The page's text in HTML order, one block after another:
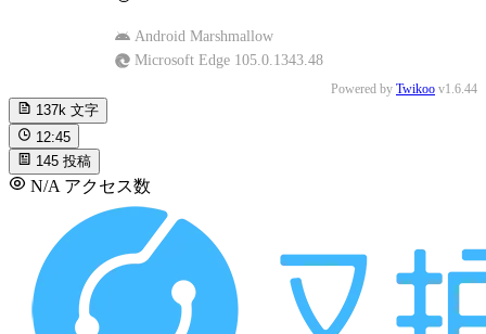
Android Marshmallow
Microsoft Edge 105.0.1343.48
Powered by Twikoo v1.6.44
137k 文字
12:45
145 投稿
N/A アクセス数